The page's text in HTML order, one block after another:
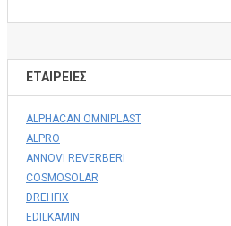
ΕΤΑΙΡΕΊΕΣ
ALPHACAN OMNIPLAST
ALPRO
ANNOVI REVERBERI
COSMOSOLAR
DREHFIX
EDILKAMIN